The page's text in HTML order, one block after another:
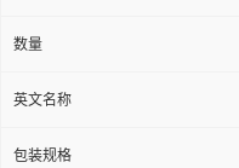
数量
英文名称
包装规格